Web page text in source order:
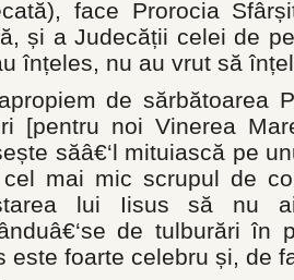
face Prorocia
și a Judecății celei de
înțeles, nu au vrut să
de sărbătoarea
[pentru noi Vinerea
săâ€‘l mituiască pe
mai mic scrupul de
lui Iisus să nu
de tulburări
este foarte celebru și, de